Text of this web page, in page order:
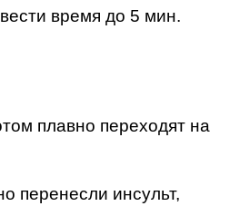
время до 5 мин.
плавно переходят на
перенесли инсульт,